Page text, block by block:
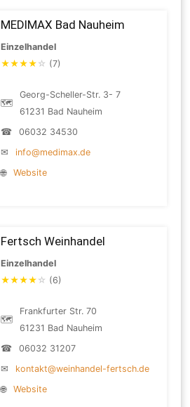
MEDIMAX Bad Nauheim
Einzelhandel
★★★★ ☆ (7)
🗺
Georg-Scheller-Str. 3- 7
61231 Bad Nauheim
☎
06032 34530
✉
info@medimax.de
🌐
Website
Fertsch Weinhandel
Einzelhandel
★★★★ ☆ (6)
🗺
Frankfurter Str. 70
61231 Bad Nauheim
☎
06032 31207
✉
kontakt@weinhandel-fertsch.de
🌐
Website